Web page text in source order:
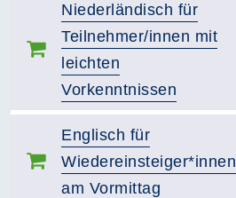
Niederländisch für
Teilnehmer/innen mit
leichten
Vorkenntnissen
Englisch für
Wiedereinsteiger*innen
am Vormittag